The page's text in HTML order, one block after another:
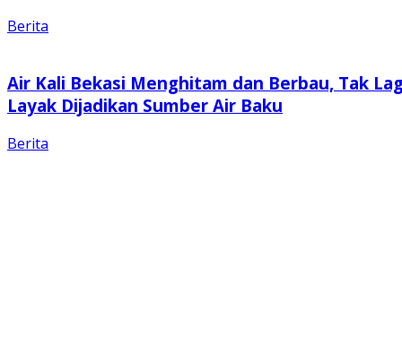
Berita
Air Kali Bekasi Menghitam dan Berbau, Tak
Layak Dijadikan Sumber Air Baku
Berita